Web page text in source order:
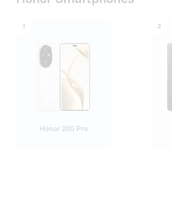
1
Honor 200 Pro
2
Nieuwsbrief